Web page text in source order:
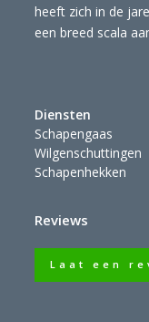
heeft zich in de
een breed scala
Diensten
Schapengaas
Wilgenschuttingen
Schapenhekken
Reviews
Laat een